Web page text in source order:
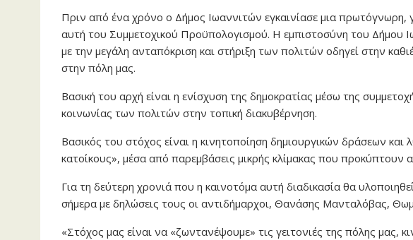
Πριν από ένα χρόνο ο Δήμος Ιωαννιτών εγκαινίασε μια πρωτόγνωρη,
αυτή του Συμμετοχικού Προϋπολογισμού. Η εμπιστοσύνη του Δήμου
με την μεγάλη ανταπόκριση και στήριξη των πολιτών οδηγεί στην
στην πόλη μας.
Βασική του αρχή είναι η ενίσχυση της δημοκρατίας μέσω της
κοινωνίας των πολιτών στην τοπική διακυβέρνηση.
Βασικός του στόχος είναι η κινητοποίηση δημιουργικών δράσεων και
κατοίκους», μέσα από παρεμβάσεις μικρής κλίμακας που προκύπτουν
Για τη δεύτερη χρονιά που η καινοτόμα αυτή διαδικασία θα
σήμερα με δηλώσεις τους οι αντιδήμαρχοι, Θανάσης Μανταλόβας,
«Στόχος μας είναι να «ζωντανέψουμε» τις γειτονιές της πόλης μας,